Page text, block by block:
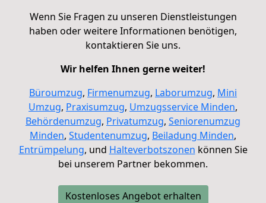
Wenn Sie Fragen zu unseren Dienstleistungen
haben oder weitere Informationen benötigen,
kontaktieren Sie uns.
Wir helfen Ihnen gerne weiter!
Büroumzug, Firmenumzug, Laborumzug, Mini
Umzug, Praxisumzug, Umzugsservice Minden,
Behördenumzug, Privatumzug, Seniorenumzug
Minden, Studentenumzug, Beiladung Minden,
Entrümpelung, und Halteverbotszonen können Sie
bei unserem Partner bekommen.
Kostenloses Angebot erhalten